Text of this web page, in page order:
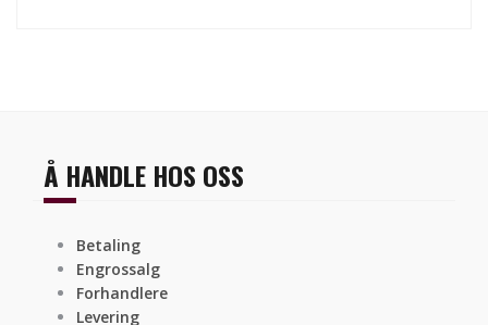
Å HANDLE HOS OSS
Betaling
Engrossalg
Forhandlere
Levering